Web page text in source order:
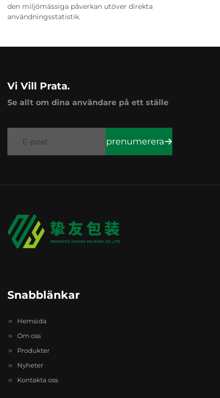
den miljömässiga påverkan utöver direkta
användningsstatistik.
Vi Vill Prata.
Se allt om dina användare på ett ställe
prenumerera
Snabblänkar
Hemsida
Om oss
Produkter
Nyheter
Kontakta oss